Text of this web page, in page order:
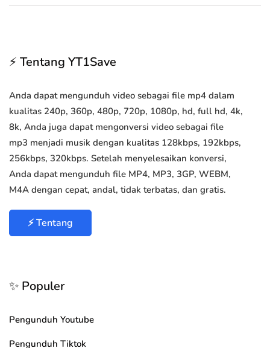
⚡ Tentang YT1Save
Anda dapat mengunduh video sebagai file mp4 dalam
kualitas 240p, 360p, 480p, 720p, 1080p, hd, full hd, 4k,
8k, Anda juga dapat mengonversi video sebagai file
mp3 menjadi musik dengan kualitas 128kbps, 192kbps,
256kbps, 320kbps. Setelah menyelesaikan konversi,
Anda dapat mengunduh file MP4, MP3, 3GP, WEBM,
M4A dengan cepat, andal, tidak terbatas, dan gratis.
⚡ Tentang
✨ Populer
Pengunduh Youtube
Pengunduh Tiktok